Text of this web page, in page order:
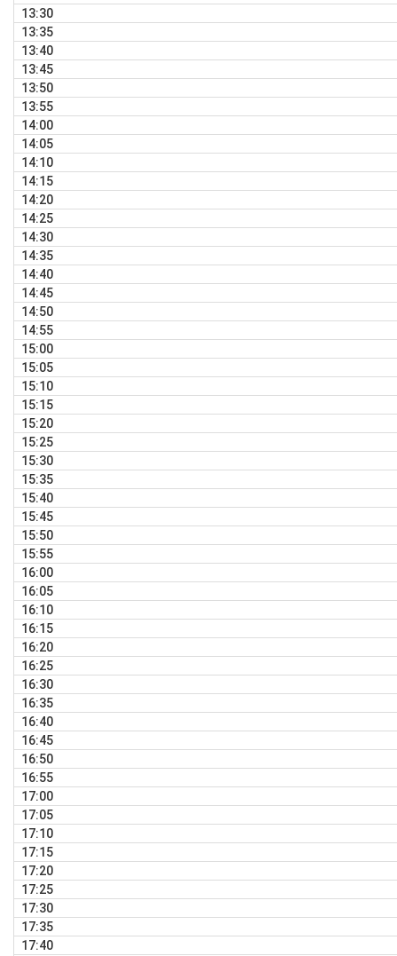
13:30
13:35
13:40
13:45
13:50
13:55
14:00
14:05
14:10
14:15
14:20
14:25
14:30
14:35
14:40
14:45
14:50
14:55
15:00
15:05
15:10
15:15
15:20
15:25
15:30
15:35
15:40
15:45
15:50
15:55
16:00
16:05
16:10
16:15
16:20
16:25
16:30
16:35
16:40
16:45
16:50
16:55
17:00
17:05
17:10
17:15
17:20
17:25
17:30
17:35
17:40